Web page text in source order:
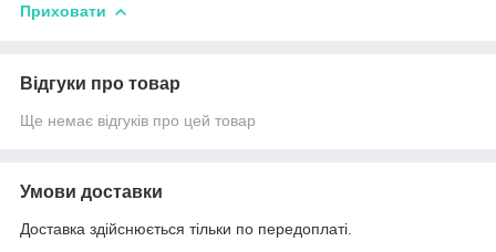
Приховати
Відгуки про товар
Ще немає відгуків про цей товар
Умови доставки
Доставка здійснюється тільки по передоплаті.